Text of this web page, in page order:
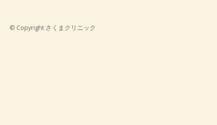
© Copyright さくまクリニック